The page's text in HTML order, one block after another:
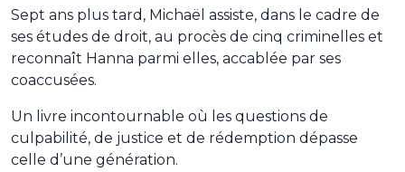
Sept ans plus tard, Michaël assiste, dans le cadre de
ses études de droit, au procès de cinq criminelles et
reconnaît Hanna parmi elles, accablée par ses
coaccusées.
Un livre incontournable où les questions de
culpabilité, de justice et de rédemption dépasse
celle d’une génération.